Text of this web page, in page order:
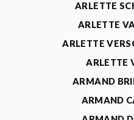
ARLETTE
ARLETTE
ARLETTE
ARLETTE
ARMAND
ARMAND